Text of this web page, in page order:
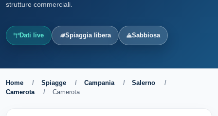
strutture commerciali.
Dati live Spiaggia libera Sabbiosa
Home / Spiagge / Campania / Salerno
/
Camerota
/ Camerota